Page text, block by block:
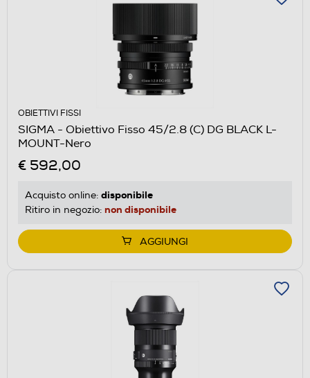
OBIETTIVI FISSI
SIGMA - Obiettivo Fisso 45/2.8 (C) DG BLACK L-
MOUNT-Nero
€ 592,00
Acquisto online: disponibile
Ritiro in negozio: non disponibile
AGGIUNGI